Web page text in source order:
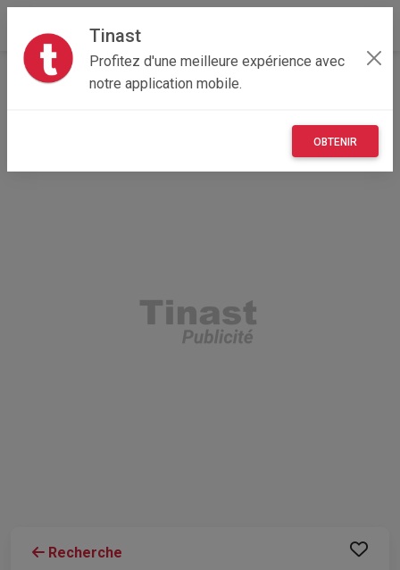
Tinast
Profitez d'une meilleure expérience avec
notre application mobile.
OBTENIR
Accueil Véhicules Bretagne
35 - Ille-et-Vilaine
Recherche